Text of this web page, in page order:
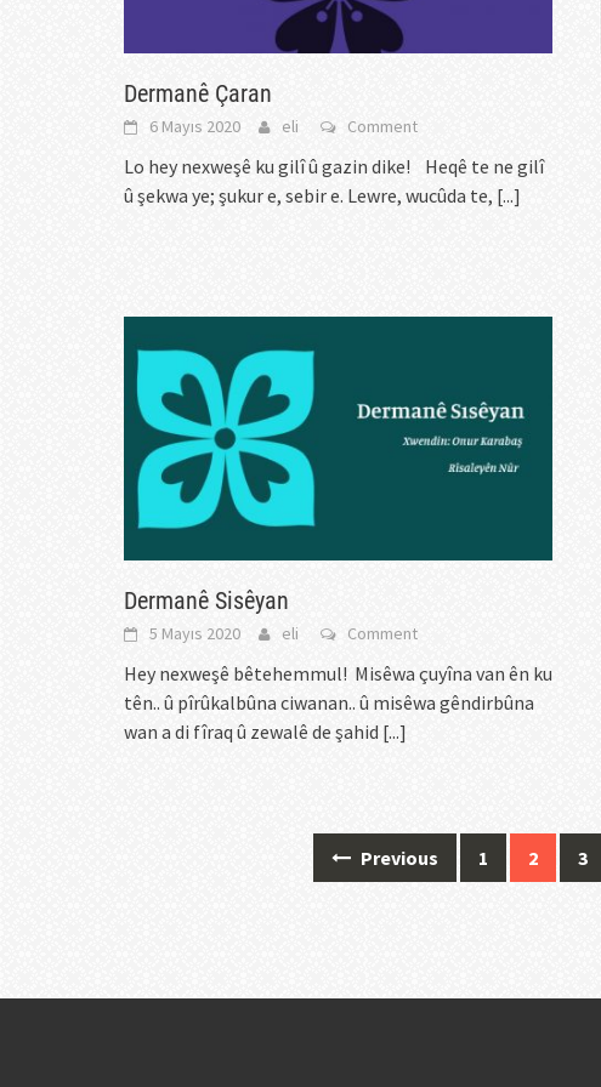
Dermanê Çaran
6 Mayıs 2020 eli Comment
Lo hey nexweşê ku gilî û gazin dike! Heqê te ne gilî
û şekwa ye; şukur e, sebir e. Lewre, wucûda te, [...]
Dermanê Sisêyan
5 Mayıs 2020 eli Comment
Hey nexweşê bêtehemmul! Misêwa çuyîna van ên ku
tên.. û pîrûkalbûna ciwanan.. û misêwa gêndirbûna
wan a di fîraq û zewalê de şahid [...]
Previous 1 2 3